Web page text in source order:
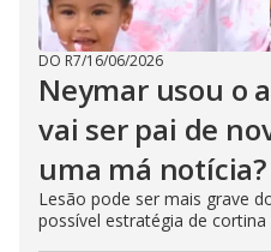
DO R7/16/06/2026
Neymar usou o
vai ser pai de
uma má notícia?
Lesão pode ser mais grave
possível estratégia de